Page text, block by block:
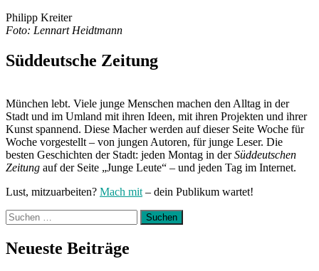
Philipp Kreiter
Foto: Lennart Heidtmann
Süddeutsche Zeitung
München lebt. Viele junge Menschen machen den Alltag in der
Stadt und im Umland mit ihren Ideen, mit ihren Projekten und ihrer
Kunst spannend. Diese Macher werden auf dieser Seite Woche für
Woche vorgestellt – von jungen Autoren, für junge Leser. Die
besten Geschichten der Stadt: jeden Montag in derSüddeutschen
Zeitung auf der Seite „Junge Leute“ – und jeden Tag im Internet.
Lust, mitzuarbeiten? Mach mit – dein Publikum wartet!
Suchen
nach:
Neueste Beiträge